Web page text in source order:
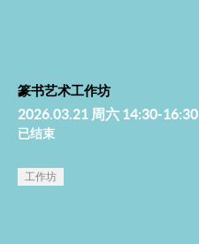
篆书艺术工作坊
2026.03.21 周六 14:30-16:30
已结束
工作坊